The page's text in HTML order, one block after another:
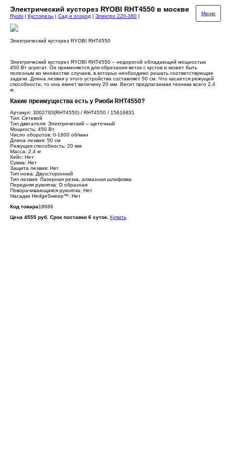
Электрический кусторез RYOBI RHT4550 в москве
Меню
Ryobi | Кусторезы | Сад и огород | Электро 220-380 |
Электрический кусторез RYOBI RHT4550
Электрический кусторез RYOBI RHT4550 – недорогой обладающий мощностью
450 Вт агрегат. Он применяется для обрезания веток с кустов и может быть
полезным во множестве случаев, в которых необходимо решать соответствующие
задачи. Длина лезвия у этого устройства составляет 50 см. Что касается режущей
способности, то она имеет величину 20 мм. Весит предлагаемая техника всего 2,4
кг.
Какие преимущества есть у Риоби RHT4550?
Артикул: 3002793(RHT4550) / RHT4550 / 15616831
Тип: Сетевой
Тип двигателя: Электрический – щеточный
Мощность: 450 Вт
Число оборотов: 0-1600 об/мин
Длина лезвия: 50 см
Режущая способность: 20 мм
Масса: 2.4 кг
Кейс: Нет
Сумка: Нет
Защита лезвия: Нет
Тип ножа: Двухсторонний
Тип лезвия: Лазерная резка, алмазная шлифовка
Передняя рукоятка: D образная
Поворачивающаяся рукоятка: Нет
Насадка HedgeSweep™: Нет
Код товара18686
Цена 4555 руб. Срок поставки 6 суток. Купить